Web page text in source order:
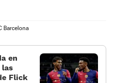
Barcelona
en
Flick